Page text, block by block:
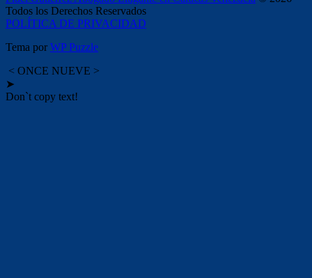
Todos los Derechos Reservados
POLÍTICA DE PRIVACIDAD
Tema por WP Puzzle
< ONCE NUEVE >
➤
Don`t copy text!